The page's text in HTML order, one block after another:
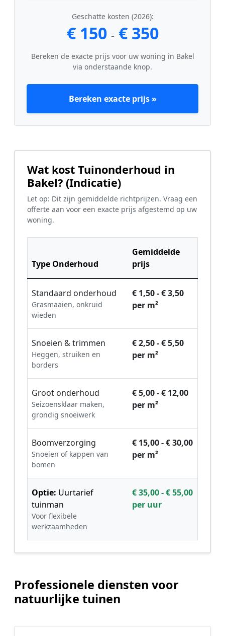
Geschatte kosten (2026):
€ 150 - € 350
Bereken de exacte prijs voor uw woning in Bakel
via onderstaande knop.
Bereken exacte prijs »
Wat kost Tuinonderhoud in
Bakel? (Indicatie)
Let op: Dit zijn gemiddelde richtprijzen. Vraag een
offerte aan voor een exacte prijs afgestemd op uw
woning.
Type Onderhoud
Gemiddelde
prijs
Standaard onderhoud
Grasmaaien, onkruid
wieden
€ 1,50 - € 3,50
per m²
Snoeien & trimmen
Heggen, struiken en
borders
€ 2,50 - € 5,50
per m²
Groot onderhoud
Seizoensklaar maken,
grondig snoeiwerk
€ 5,00 - € 12,00
per m²
Boomverzorging
Snoeien of kappen van
bomen
€ 15,00 - € 30,00
per m²
Optie: Uurtarief
tuinman
Voor flexibele
werkzaamheden
€ 35,00 - € 55,00
per uur
Professionele diensten voor
natuurlijke tuinen